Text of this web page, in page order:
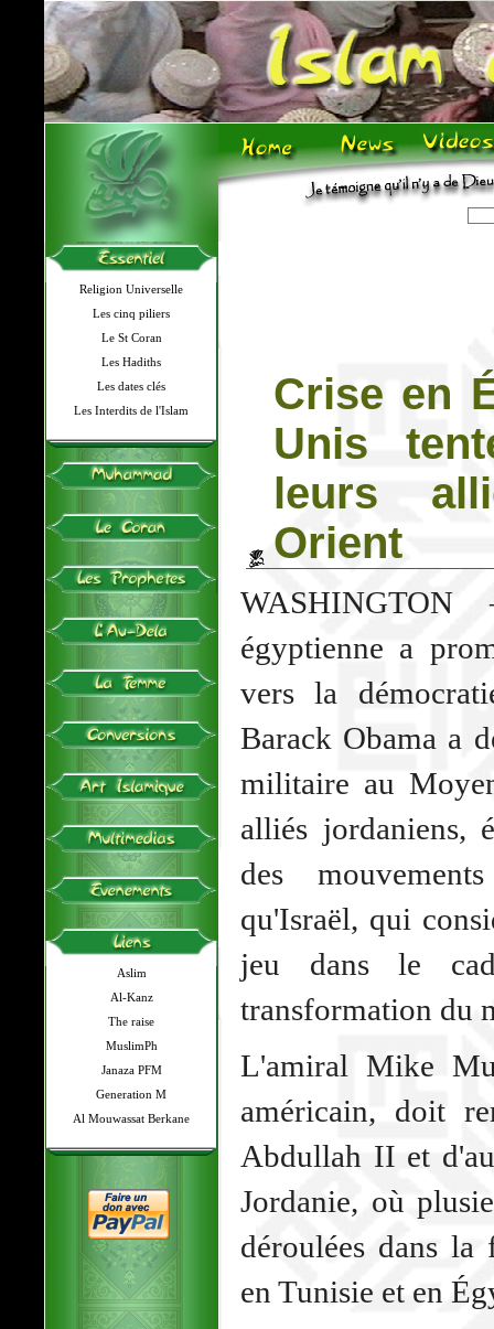
Religion Universelle
Les cinq piliers
Le St Coran
Les Hadiths
Les dates clés
Les Interdits de l'Islam
Aslim
Al-Kanz
The raise
MuslimPh
Janaza PFM
Generation M
Al Mouwassat Berkane
Crise en
Unis
leurs
Orient
égyptienne a
vers la
Barack Obama a
militaire au
alliés jordaniens,
des
qu'Israël, qui
jeu dans le
transformation du
L'amiral Mike
américain, doit
Abdullah II et
Jordanie, où
déroulées dans la
en Tunisie et en